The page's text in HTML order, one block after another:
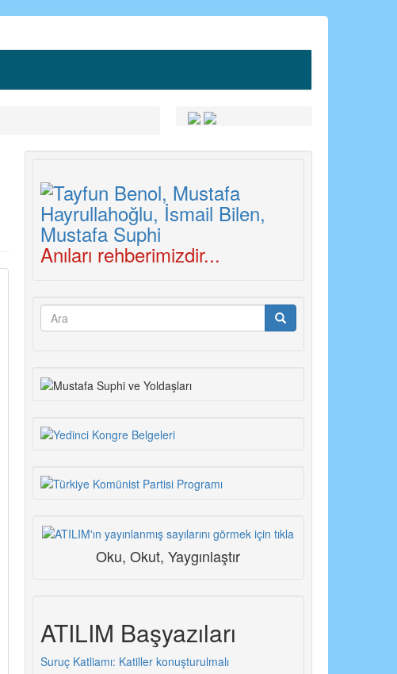
Anıları rehberimizdir...
Arama
Oku, Okut, Yaygınlaştır
ATILIM Başyazıları
Suruç Katliamı: Katiller konuşturulmalı